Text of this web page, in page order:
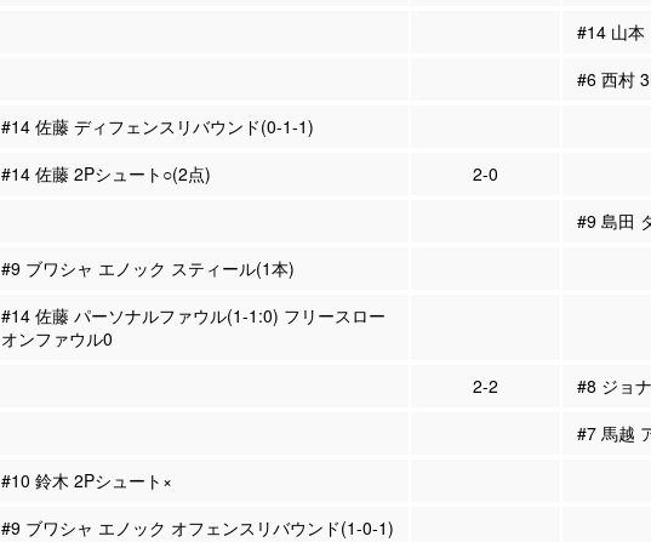
#14 山本
#6 西村
#14 佐藤 ディフェンスリバウンド(0-1-1)
#14 佐藤 2Pシュート○(2点)
2-0
#9 島田
#9 ブワシャ エノック スティール(1本)
#14 佐藤 パーソナルファウル(1-1:0) フリースロー
オンファウル0
2-2
#8 ジョ
#7 馬越
#10 鈴木 2Pシュート×
#9 ブワシャ エノック オフェンスリバウンド(1-0-1)